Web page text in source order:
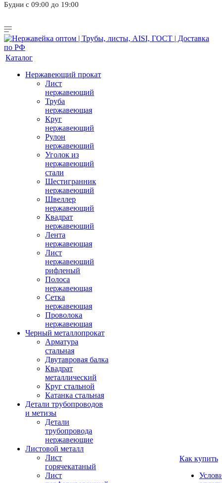
Будни с 09:00 до 19:00
Каталог
Нержавеющий прокат
Лист
нержавеющий
Труба
нержавеющая
Круг
нержавеющий
Рулон
нержавеющий
Уголок из
нержавеющий
стали
Шестигранник
нержавеющий
Швеллер
нержавеющий
Квадрат
нержавеющий
Лента
нержавеющая
Лист
нержавеющий
рифленый
Полоса
нержавеющая
Сетка
нержавеющая
Проволока
нержавеющая
Черный металлопрокат
Арматура
стальная
Двутавровая балка
Квадрат
металлический
Круг стальной
Катанка стальная
Детали трубопроводов
и метизы
Детали
трубопровода
нержавеющие
Листовой металл
Лист
горячекатаный
Лист
Как купить